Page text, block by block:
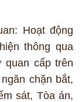
Hoạt động
thông qua
quan cấp trên
chặn bắt,
sát, Tòa án,